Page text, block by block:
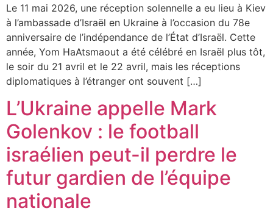
Le 11 mai 2026, une réception solennelle a eu lieu à Kiev
à l’ambassade d’Israël en Ukraine à l’occasion du 78e
anniversaire de l’indépendance de l’État d’Israël. Cette
année, Yom HaAtsmaout a été célébré en Israël plus tôt,
le soir du 21 avril et le 22 avril, mais les réceptions
diplomatiques à l’étranger ont souvent […]
L’Ukraine appelle Mark
Golenkov : le football
israélien peut-il perdre le
futur gardien de l’équipe
nationale